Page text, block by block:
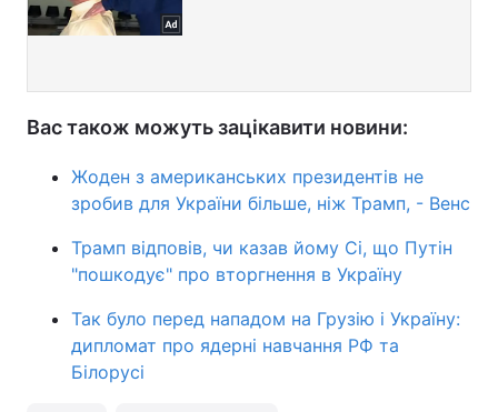
Вас також можуть зацікавити новини:
Жоден з американських президентів не
зробив для України більше, ніж Трамп, - Венс
Трамп відповів, чи казав йому Сі, що Путін
"пошкодує" про вторгнення в Україну
Так було перед нападом на Грузію і Україну:
дипломат про ядерні навчання РФ та
Білорусі